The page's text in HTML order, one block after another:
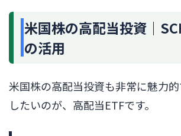
米国株の高配当投資｜
の活用
米国株の高配当投資も非常に魅力
したいのが、高配当ETFです。